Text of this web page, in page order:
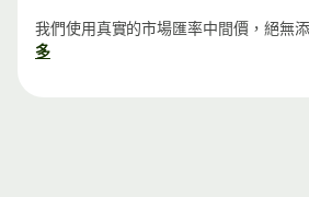
我們使用真實的市場匯率中間價，絕無
多